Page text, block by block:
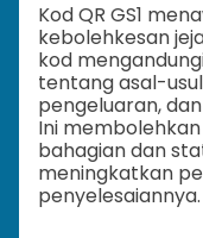
Kod QR GS1
kebolehkesan
kod
tentang asal-
pengeluaran,
Ini
bahagian dan
meningkatkan
penyelesaiannya.